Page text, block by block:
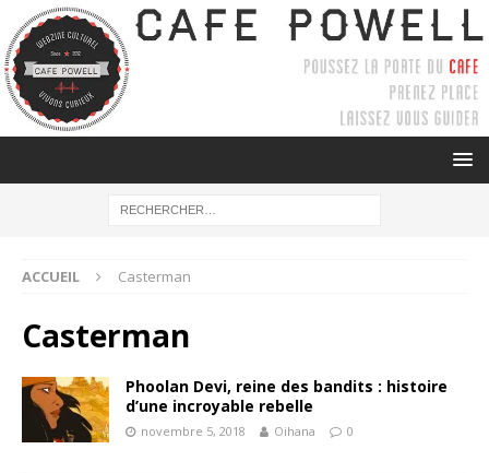
ACCUEIL Casterman
Casterman
Phoolan Devi, reine des bandits : histoire
d’une incroyable rebelle
novembre 5, 2018 Oihana 0